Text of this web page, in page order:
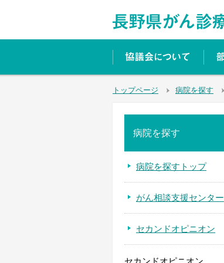
トップページ 病院を探す
病院を探す
病院を探すトップ
がん相談支援センター
セカンドオピニオン
セカンドオピニオン